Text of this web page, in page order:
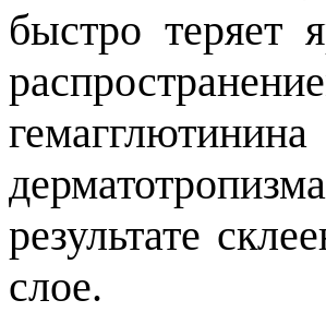
быстро теряет
результате
слое.